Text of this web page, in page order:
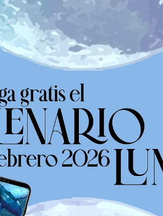
lunar con intención, rituales y estrategia, 👉
descarga el Calendario Lunar de marzo
2026 y usa la energía del cielo a tu favor.